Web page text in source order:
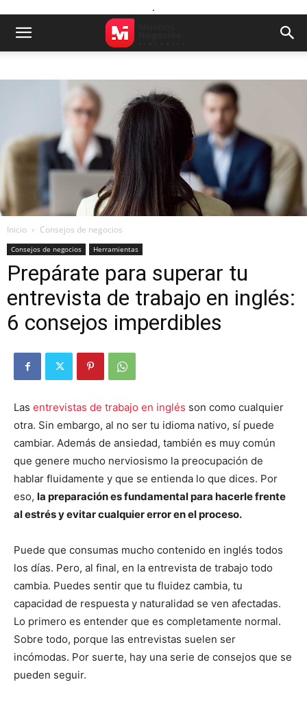
.
Inicio Consejos de negocios
Consejos de negocios Herramientas
Prepárate para superar tu
entrevista de trabajo en inglés:
6 consejos imperdibles
Las entrevistas de trabajo en inglés son como cualquier
otra. Sin embargo, al no ser tu idioma nativo, sí puede
cambiar. Además de ansiedad, también es muy común
que genere mucho nerviosismo la preocupación de
hablar fluidamente y que se entienda lo que dices. Por
eso, la preparación es fundamental para hacerle frente
al estrés y evitar cualquier error en el proceso.
Puede que consumas mucho contenido en inglés todos
los días. Pero, al final, en la entrevista de trabajo todo
cambia. Puedes sentir que tu fluidez cambia, tu
capacidad de respuesta y naturalidad se ven afectadas.
Lo primero es entender que es completamente normal.
Sobre todo, porque las entrevistas suelen ser
incómodas. Por suerte, hay una serie de consejos que se
pueden seguir.